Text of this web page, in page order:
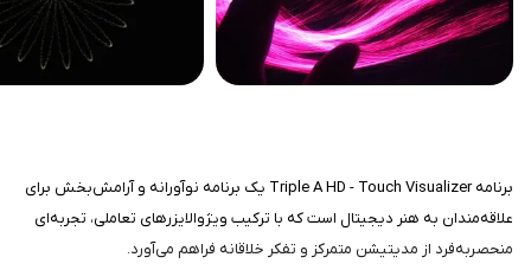
برنامه Triple A HD - Touch Visualizer یک برنامه نوآورانه و آرامش‌بخش برای
علاقه‌مندان به هنر دیجیتال است که با ترکیب ویژوالایزرهای تعاملی، تجربه‌ای
منحصربه‌فرد از مدیتیشن متمرکز و تفکر خلاقانه فراهم می‌آورد.